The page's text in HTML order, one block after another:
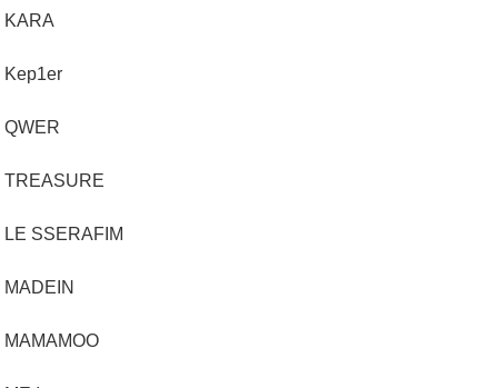
KARA
Kep1er
QWER
TREASURE
LE SSERAFIM
MADEIN
MAMAMOO